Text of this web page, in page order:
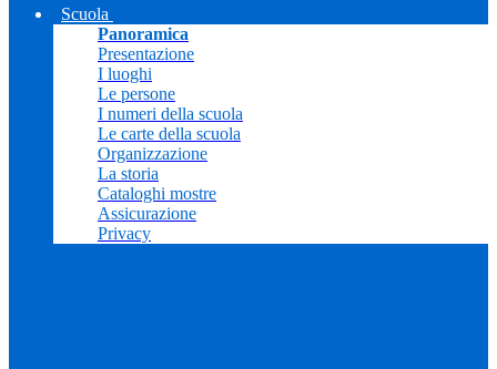
Scuola
Panoramica
Presentazione
I luoghi
Le persone
I numeri della scuola
Le carte della scuola
Organizzazione
La storia
Cataloghi mostre
Assicurazione
Privacy